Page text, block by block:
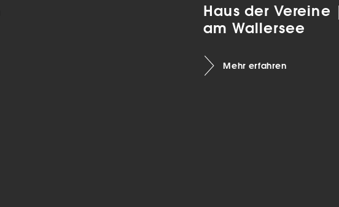
Haus der
am Wallersee
Mehr erfahren